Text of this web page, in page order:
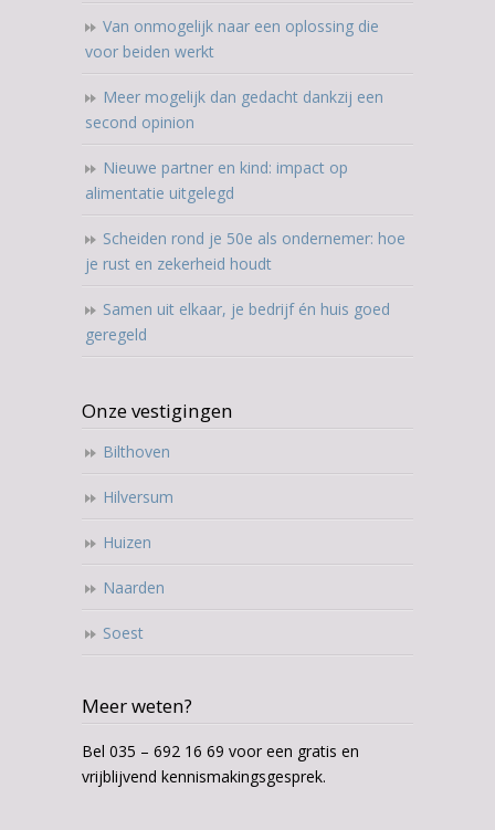
Van onmogelijk naar een oplossing die
voor beiden werkt
Meer mogelijk dan gedacht dankzij een
second opinion
Nieuwe partner en kind: impact op
alimentatie uitgelegd
Scheiden rond je 50e als ondernemer: hoe
je rust en zekerheid houdt
Samen uit elkaar, je bedrijf én huis goed
geregeld
Onze vestigingen
Bilthoven
Hilversum
Huizen
Naarden
Soest
Meer weten?
Bel 035 – 692 16 69 voor een gratis en
vrijblijvend kennismakingsgesprek.